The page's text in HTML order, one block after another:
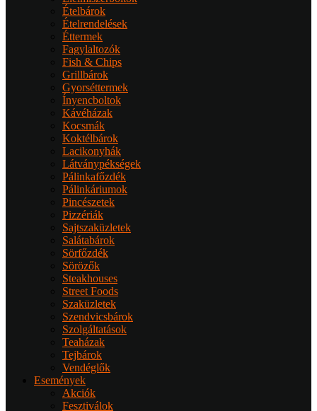
Ételbárok
Ételrendelések
Éttermek
Fagylaltozók
Fish & Chips
Grillbárok
Gyorséttermek
Ínyencboltok
Kávéházak
Kocsmák
Koktélbárok
Lacikonyhák
Látványpékségek
Pálinkafőzdék
Pálinkáriumok
Pincészetek
Pizzériák
Sajtszaküzletek
Salátabárok
Sörfőzdék
Sörözők
Steakhouses
Street Foods
Szaküzletek
Szendvicsbárok
Szolgáltatások
Teaházak
Tejbárok
Vendéglők
Események
Akciók
Fesztiválok